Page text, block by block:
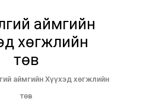
аймгийн
хөгжлийн
төв
аймгийн Хүүхэд хөгжлийн
төв